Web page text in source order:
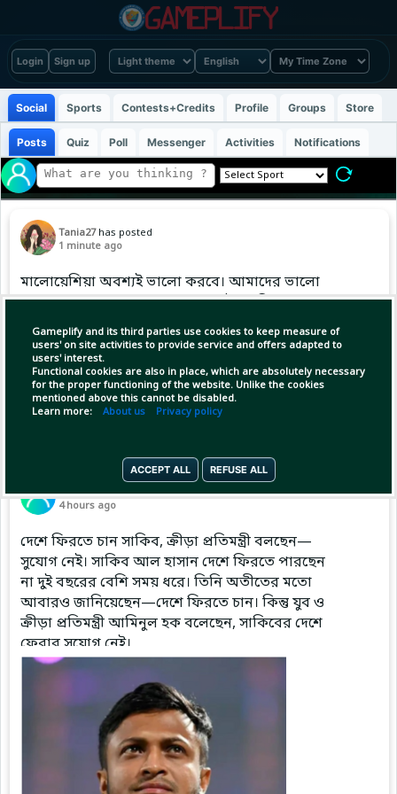
Login Sign up
Gameplify and its third parties use cookies to keep measure of
users' on site activities to provide service and offers adapted to
users' interest.
Functional cookies are also in place, which are absolutely necessary
for the proper functioning of the website. Unlike the cookies
mentioned above this cannot be disabled.
Learn more: About us Privacy policy
ACCEPT ALL REFUSE ALL
Social Sports Contests+Credits Profile Groups Store
Posts Quiz Poll Messenger Activities Notifications
Tania27 has posted
1 minute ago
মালোয়েশিয়া অবশ্যই ভালো করবে। আমাদের ভালো
করার জন্য যা করা দরকার, সেগুলোই করছি- সোহালে
ইসলাম
(1) Copy Link Open
MilonBDhas posted
4 hours ago
দেশে ফিরতে চান সাকিব, ক্রীড়া প্রতিমন্ত্রী বলছেন—
সুযোগ নেই। সাকিব আল হাসান দেশে ফিরতে পারছেন
না দুই বছরের বেশি সময় ধরে। তিনি অতীতের মতো
আবারও জানিয়েছেন—দেশে ফিরতে চান। কিন্তু যুব ও
ক্রীড়া প্রতিমন্ত্রী আমিনুল হক বলেছেন, সাকিবের দেশে
ফেরার সুযোগ নেই।